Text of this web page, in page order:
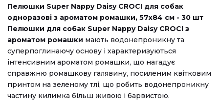
Пелюшки Super Nappy Daisy CROCI для собак
одноразові з ароматом ромашки, 57х84 см - 30 шт
Пелюшки для собак Super Nappy Daisy CROCI з
ароматом ромашки мають водонепроникну та
суперпоглинаючу основу і характеризуються
інтенсивним ароматом ромашки, що нагадує
справжню ромашкову галявину, посиленим квітковим
принтом на зеленому тлі, що робить водонепроникну
частину килимка більш живою і барвистою.